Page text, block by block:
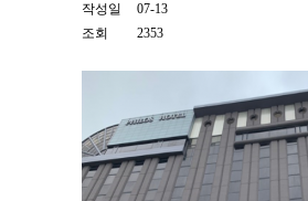
작성일
07-13
조회
2353